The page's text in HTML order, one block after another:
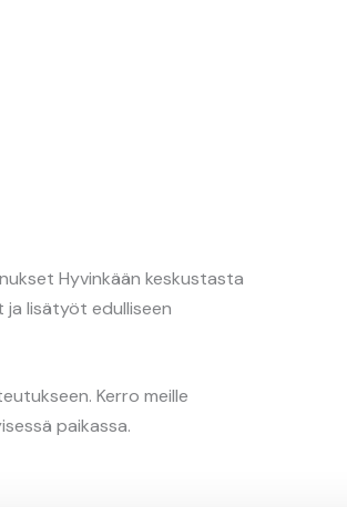
Hyvinkään keskustasta
lisätyöt edulliseen
Kerro meille
paikassa.